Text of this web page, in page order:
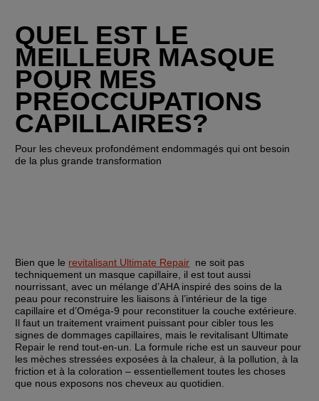
QUEL EST LE
MEILLEUR MASQUE
POUR MES
PRÉOCCUPATIONS
CAPILLAIRES?
Pour les cheveux profondément endommagés qui ont besoin
de la plus grande transformation
Bien que le revitalisant Ultimate Repair
  ne soit pas
techniquement un masque capillaire, il est tout aussi
nourrissant, avec un mélange d’AHA inspiré des soins de la
peau pour reconstruire les liaisons à l’intérieur de la tige
capillaire et d’Oméga-9 pour reconstituer la couche extérieure.
Il faut un traitement vraiment puissant pour cibler tous les
signes de dommages capillaires, mais le revitalisant Ultimate
Repair le rend tout-en-un. La formule riche est un sauveur pour
les mèches stressées exposées à la chaleur, à la pollution, à la
friction et à la coloration – essentiellement toutes les choses
que nous exposons nos cheveux au quotidien.